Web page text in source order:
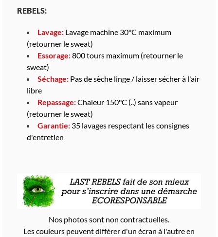
REBELS:
Lavage: Lavage machine 30°C maximum
(retourner le sweat)
Essorage:800 tours maximum (retourner le
sweat)
Séchage: Pas de sèche linge / laisser sécher à l'air
libre
Repassage:Chaleur 150°C (..) sans vapeur
(retourner le sweat)
Garantie: 35 lavages respectant les consignes
d'entretien
Nos photos sont non contractuelles.
Les couleurs peuvent différer d'un écran à l'autre en